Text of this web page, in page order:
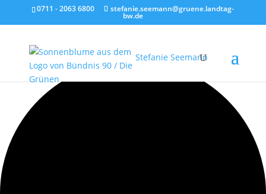
0711 - 2063 6800 stefanie.seemann@gruene.landtag-
bw.de
Stefanie Seemann
1 Veranstaltung gefunden.